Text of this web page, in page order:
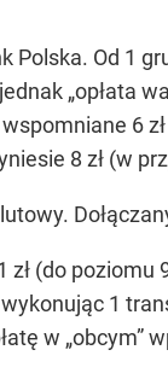
Od 1
„opłata
6
8 zł (w
(do
1
w